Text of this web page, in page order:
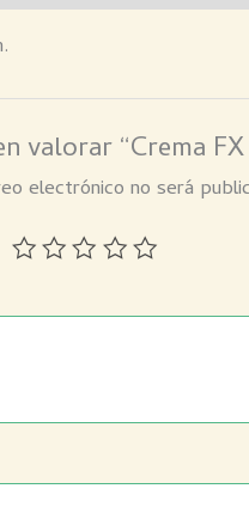
valorar “Crema
electrónico no será